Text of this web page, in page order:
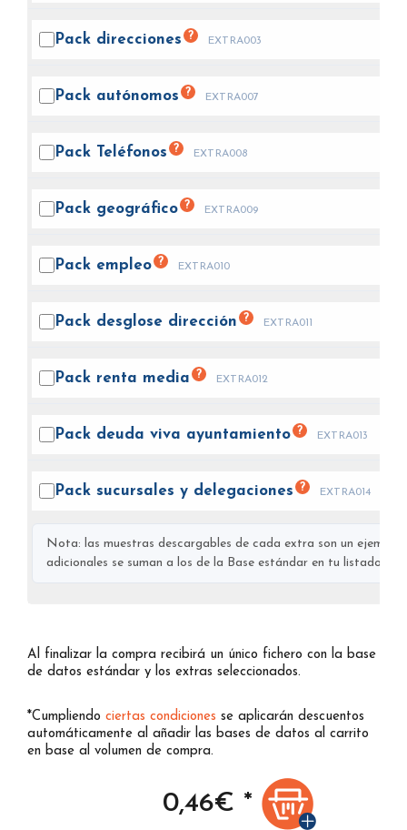
Pack direcciones ? EXTRA003
Pack autónomos ? EXTRA007
Pack Teléfonos ? EXTRA008
Pack geográfico ? EXTRA009
Pack empleo ? EXTRA010
Pack desglose dirección ? EXTRA011
Pack renta media ? EXTRA012
Pack deuda viva ayuntamiento ? EXTRA013
Pack sucursales y delegaciones ? EXTRA014
Nota: las muestras descargables de cada extra son un
adicionales se suman a los de la Base estándar en tu listado
Al finalizar la compra recibirá un único fichero con la base
de datos estándar y los extras seleccionados.
*Cumpliendo ciertas condiciones se aplicarán descuentos
automáticamente al añadir las bases de datos al carrito
en base al volumen de compra.
0,46€ *